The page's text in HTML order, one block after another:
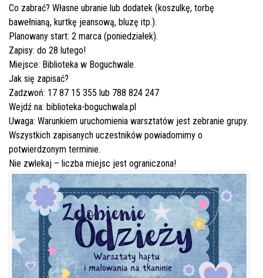
Co zabrać? Własne ubranie lub dodatek (koszulkę, torbę
bawełnianą, kurtkę jeansową, bluzę itp.).
Planowany start: 2 marca (poniedziałek).
Zapisy: do 28 lutego!
Miejsce: Biblioteka w Boguchwale.
Jak się zapisać?
Zadzwoń: 17 87 15 355 lub 788 824 247
Wejdź na: biblioteka-boguchwala.pl
Uwaga: Warunkiem uruchomienia warsztatów jest zebranie grupy.
Wszystkich zapisanych uczestników powiadomimy o
potwierdzonym terminie.
Nie zwlekaj – liczba miejsc jest ograniczona!